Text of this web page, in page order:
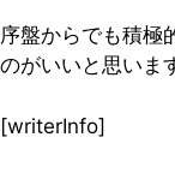
序盤からでも積極
のがいいと思いま
[writerInfo]